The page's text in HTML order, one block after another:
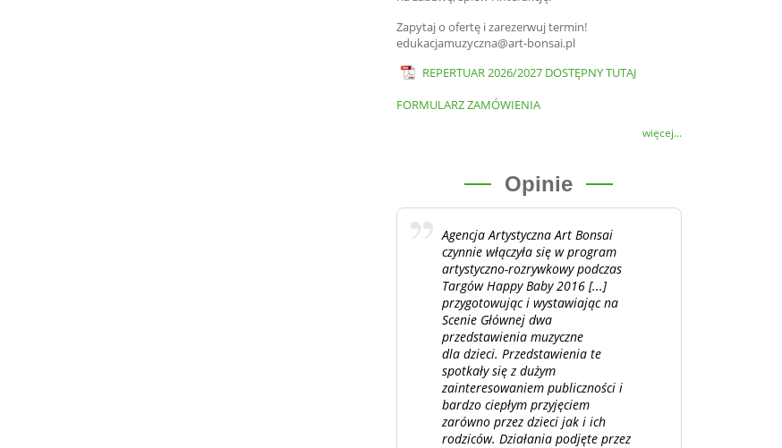
Zapytaj o ofertę i zarezerwuj termin!
edukacjamuzyczna@art-bonsai.pl
REPERTUAR 2026/2027 DOSTĘPNY TUTAJ
FORMULARZ ZAMÓWIENIA
więcej...
Opinie
Agencja Artystyczna Art Bonsai
czynnie włączyła się w program
artystyczno-rozrywkowy podczas
Targów Happy Baby 2016 [...]
przygotowując i wystawiając na
Scenie Głównej dwa
przedstawienia muzyczne
dla dzieci. Przedstawienia te
spotkały się z dużym
zainteresowaniem publiczności i
bardzo ciepłym przyjęciem
zarówno przez dzieci jak i ich
rodziców. Działania podjęte przez